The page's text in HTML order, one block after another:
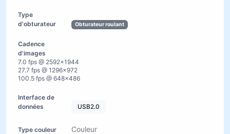
Obturateur roulant
7.0 fps @ 2592×1944
27.7 fps @ 1296×972
100.5 fps @ 648×486
USB2.0
Couleur